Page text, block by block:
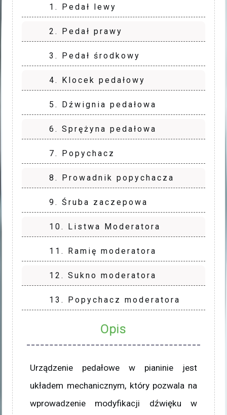
1. Pedał lewy
2. Pedał prawy
3. Pedał środkowy
4. Klocek pedałowy
5. Dźwignia pedałowa
6. Sprężyna pedałowa
7. Popychacz
8. Prowadnik popychacza
9. Śruba zaczepowa
10. Listwa Moderatora
11. Ramię moderatora
12. Sukno moderatora
13. Popychacz moderatora
Opis
Urządzenie pedałowe w pianinie jest
układem mechanicznym, który pozwala na
wprowadzenie modyfikacji dźwięku w